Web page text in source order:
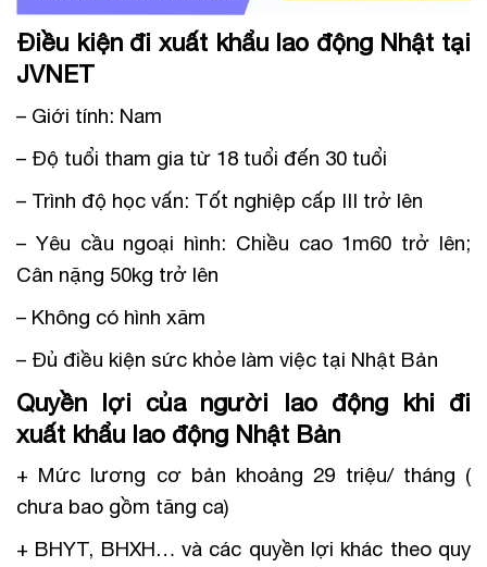
Điều kiện đi xuất khẩu lao động Nhật tại
JVNET
– Giới tính: Nam
– Độ tuổi tham gia từ 18 tuổi đến 30 tuổi
– Trình độ học vấn: Tốt nghiệp cấp III trở lên
– Yêu cầu ngoại hình: Chiều cao 1m60 trở lên;
Cân nặng 50kg trở lên
– Không có hình xăm
– Đủ điều kiện sức khỏe làm việc tại Nhật Bản
Quyền lợi của người lao động khi đi
xuất khẩu lao động Nhật Bản
+ Mức lương cơ bản khoảng 29 triệu/ tháng (
chưa bao gồm tăng ca)
+ BHYT, BHXH… và các quyền lợi khác theo quy